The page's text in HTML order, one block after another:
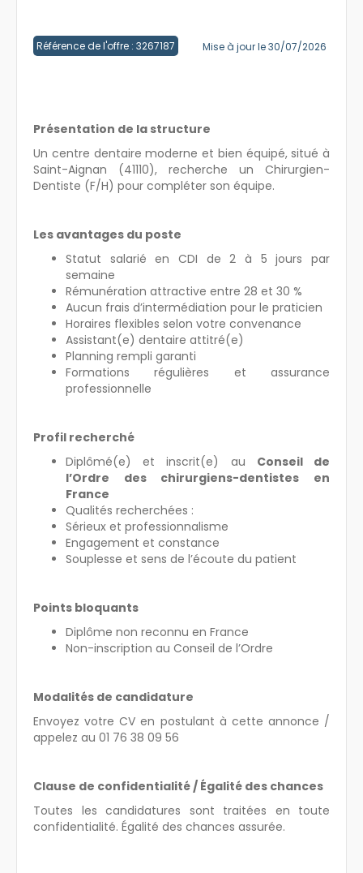
Référence de l'offre : 3267187 Mise à jour le 30/07/2026
Présentation de la structure
Un centre dentaire moderne et bien équipé, situé à
Saint-Aignan (41110), recherche un Chirurgien-
Dentiste (F/H) pour compléter son équipe.
Les avantages du poste
Statut salarié en CDI de 2 à 5 jours par
semaine
Rémunération attractive entre 28 et 30 %
Aucun frais d’intermédiation pour le praticien
Horaires flexibles selon votre convenance
Assistant(e) dentaire attitré(e)
Planning rempli garanti
Formations régulières et assurance
professionnelle
Profil recherché
Diplômé(e) et inscrit(e) au Conseil de
l’Ordre des chirurgiens-dentistes en
France
Qualités recherchées :
Sérieux et professionnalisme
Engagement et constance
Souplesse et sens de l’écoute du patient
Points bloquants
Diplôme non reconnu en France
Non-inscription au Conseil de l’Ordre
Modalités de candidature
Envoyez votre CV en postulant à cette annonce /
appelez au 01 76 38 09 56
Clause de confidentialité / Égalité des chances
Toutes les candidatures sont traitées en toute
confidentialité. Égalité des chances assurée.